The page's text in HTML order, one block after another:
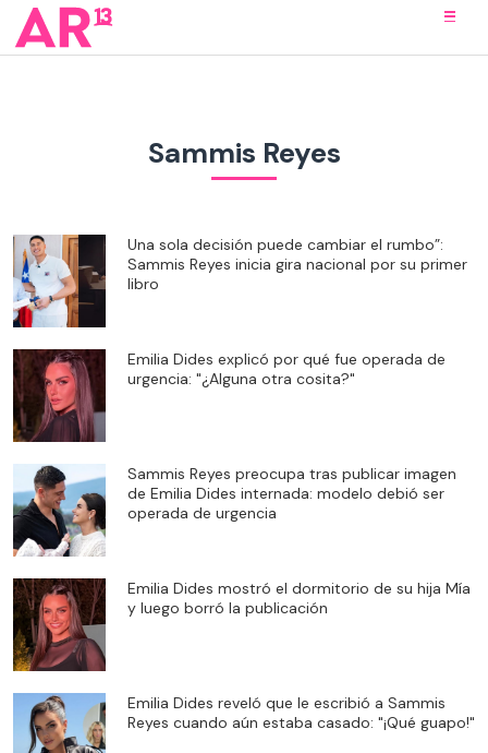
Sammis Reyes
Una sola decisión puede cambiar el rumbo”:
Sammis Reyes inicia gira nacional por su primer
libro
Emilia Dides explicó por qué fue operada de
urgencia: "¿Alguna otra cosita?"
Sammis Reyes preocupa tras publicar imagen
de Emilia Dides internada: modelo debió ser
operada de urgencia
Emilia Dides mostró el dormitorio de su hija Mía
y luego borró la publicación
Emilia Dides reveló que le escribió a Sammis
Reyes cuando aún estaba casado: "¡Qué guapo!"